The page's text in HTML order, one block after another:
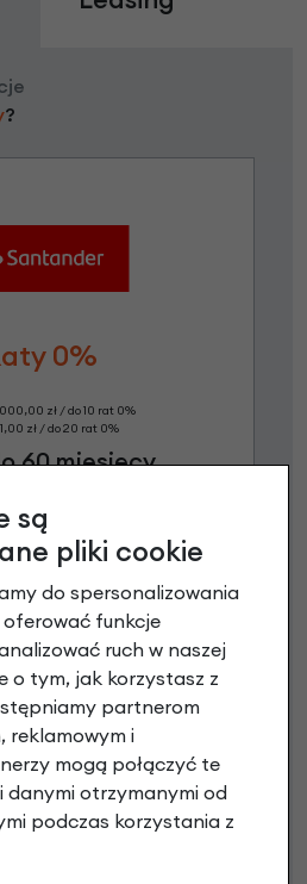
?
0%
zł / do 10 rat 0%
zł / do 20 rat 0%
60 miesięcy
szczegóły
są
pliki cookie
do spersonalizowania
funkcje
ruch w naszej
o tym, jak korzystasz z
partnerom
reklamowym i
mogą połączyć te
danymi otrzymanymi od
podczas korzystania z